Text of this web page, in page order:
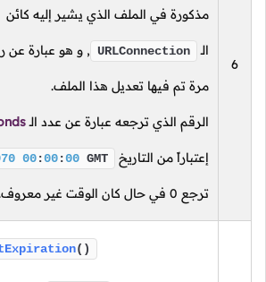
6
مذكورة في الملف الذي يشير إليه كائن
الـ URLConnection
, و هو عبارة عن
مرة تم فيها تعديل هذا الملف.
الرقم الذي ترجعه عبارة عن عدد الـ
إعتباراً من التاريخ 00:00:00 GMT
ترجع 0 في حال كان الوقت غير
()